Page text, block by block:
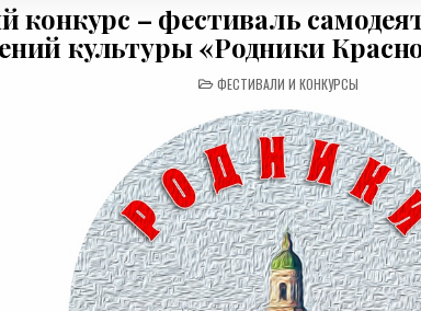
– фестиваль
культуры «Родники
POSTED
IN
ФЕСТИВАЛИ И КОНКУРСЫ